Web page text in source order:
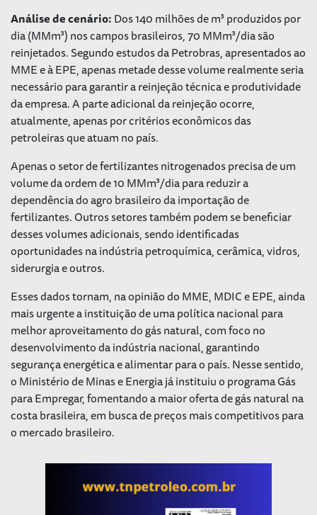
Análise de cenário:Dos 140 milhões de m³ produzidos por
dia (MMm³) nos campos brasileiros, 70 MMm³/dia são
reinjetados. Segundo estudos da Petrobras, apresentados ao
MME e à EPE, apenas metade desse volume realmente seria
necessário para garantir a reinjeção técnica e produtividade
da empresa. A parte adicional da reinjeção ocorre,
atualmente, apenas por critérios econômicos das
petroleiras que atuam no país.
Apenas o setor de fertilizantes nitrogenados precisa de um
volume da ordem de 10 MMm³/dia para reduzir a
dependência do agro brasileiro da importação de
fertilizantes. Outros setores também podem se beneficiar
desses volumes adicionais, sendo identificadas
oportunidades na indústria petroquímica, cerâmica, vidros,
siderurgia e outros.
Esses dados tornam, na opinião do MME, MDIC e EPE, ainda
mais urgente a instituição de uma política nacional para
melhor aproveitamento do gás natural, com foco no
desenvolvimento da indústria nacional, garantindo
segurança energética e alimentar para o país. Nesse sentido,
o Ministério de Minas e Energia já instituiu o programa Gás
para Empregar, fomentando a maior oferta de gás natural na
costa brasileira, em busca de preços mais competitivos para
o mercado brasileiro.